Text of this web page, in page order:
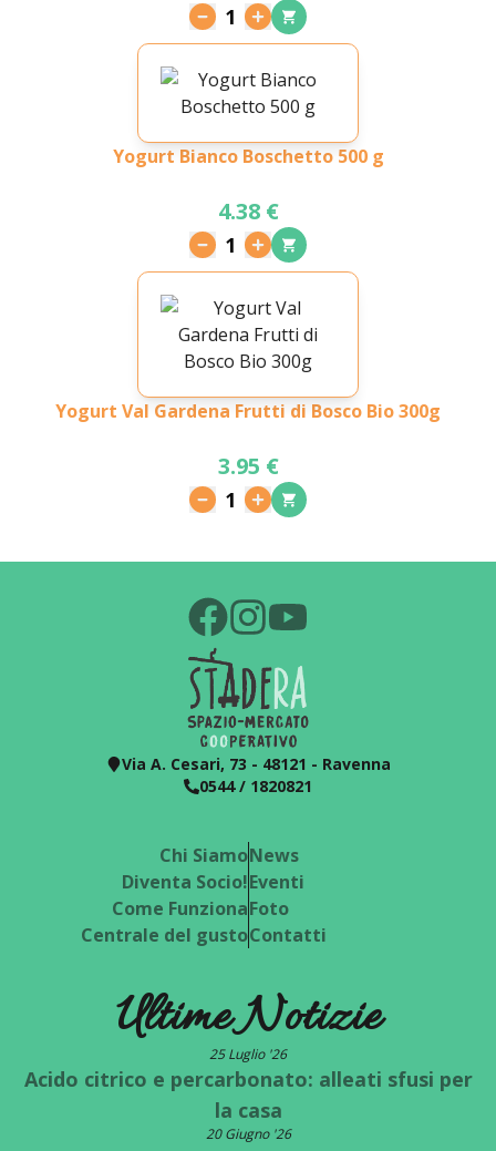
1
Yogurt Bianco Boschetto 500 g
4.38 €
1
Yogurt Val Gardena Frutti di Bosco Bio 300g
3.95 €
1
Via A. Cesari, 73 - 48121 - Ravenna
0544 / 1820821
Chi Siamo
Diventa Socio!
Come Funziona
Centrale del gusto
News
Eventi
Foto
Contatti
Ultime Notizie
25 Luglio '26
Acido citrico e percarbonato: alleati sfusi per
la casa
20 Giugno '26